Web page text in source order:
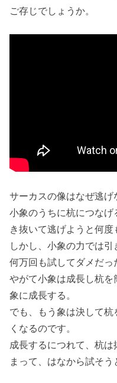
ご存じでしょうか。
サーカスの像はなぜ逃げ
小象のうちに杭につなげ
き抜いて逃げようと何度
しかし、小象の力では引
何万回も試してダメだっ
やがて小象は成長し杭
象に成長する。
でも、もう象は決して
くなるのです。
成長するにつれて、杭
まって、はなから試そう